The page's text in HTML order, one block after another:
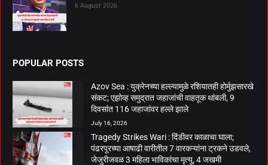
6 August 2026
POPULAR POSTS
Azov Sea : युक्रेनच्या हल्ल्यामुळे रशियातही होर्मुझसारखे
संकट; एझोव्ह समुद्रात जहाजांची वाहतूक थांबली, 9
दिवसांत 116 जहाजांवर हल्ले झाले
July 16, 2026
Tragedy Strikes Wari : दिंडीवर काळाचा घाला;
पंढरपूरच्या आषाढी वारीतील 7 वारकऱ्यांना ट्रकने उडवले,
जेजुरीजवळ 3 महिला भाविकांचा मृत्यू, 4 जखमी